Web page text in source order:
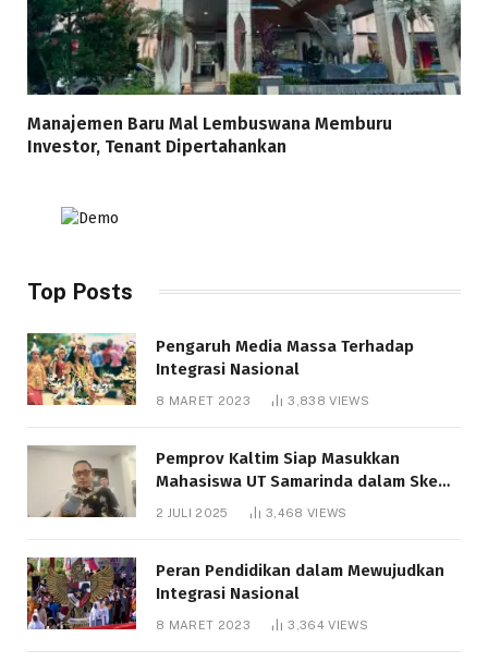
Manajemen Baru Mal Lembuswana Memburu
Investor, Tenant Dipertahankan
Top Posts
Pengaruh Media Massa Terhadap
Integrasi Nasional
8 MARET 2023 3,838VIEWS
Pemprov Kaltim Siap Masukkan
Mahasiswa UT Samarinda dalam Skema
Bantuan Pendidikan Gratispol
2 JULI 2025 3,468 VIEWS
Peran Pendidikan dalam Mewujudkan
Integrasi Nasional
8 MARET 2023 3,364VIEWS